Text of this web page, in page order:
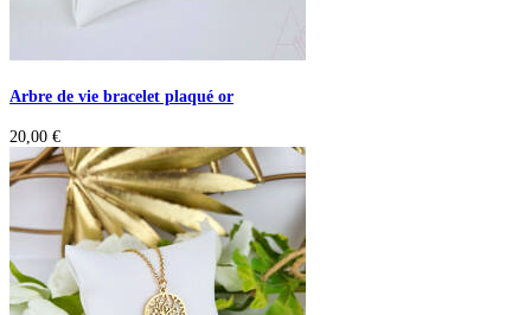
Arbre de vie bracelet plaqué or
20,00 €